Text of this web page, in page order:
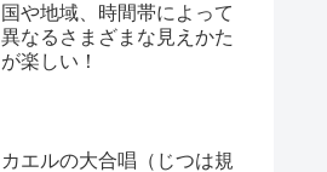
国や地域、時間帯によって
異なるさまざまな見えかた
が楽しい！
カエルの大合唱（じつは規